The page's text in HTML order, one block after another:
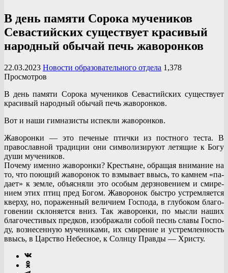
В день памяти Сорока мучеников
Севастийских существует красивый
народный обычай печь жаворонков
22.03.2023 Новости образовательного отдела 1,378
Просмотров
В день памяти Сорока мучеников Севастийских существует
красивый народный обычай печь жаворонков.
Вот и наши гимназисты испекли жаворонков.
Жаворонки — это печеные птички из постного теста. В
православной традиции они символизируют летящие к Богу
души мучеников.
По­че­му имен­но жа­во­рон­ки? Кре­стьяне, об­ра­щая вни­ма­ние на
то, что по­ю­щий жа­во­ро­нок то взмы­ва­ет ввысь, то кам­нем «па­
да­ет» к зем­ле, объ­яс­ня­ли это осо­бым дерз­но­ве­ни­ем и сми­ре­
ни­ем этих птиц пред Бо­гом. Жа­во­ро­нок быст­ро устрем­ля­ет­ся
квер­ху, но, по­ра­жен­ный ве­ли­чи­ем Гос­по­да, в глу­бо­ком бла­го­
го­ве­нии скло­ня­ет­ся вниз. Так жа­во­рон­ки, по мыс­ли на­ших
бла­го­че­сти­вых пред­ков, изо­бра­жа­ли со­бой песнь сла­вы Гос­по­
ду, воз­не­сен­ную му­че­ни­ка­ми, их сми­ре­ние и устрем­лен­ность
ввысь, в Цар­ство Небес­ное, к Солн­цу Прав­ды — Хри­сту.